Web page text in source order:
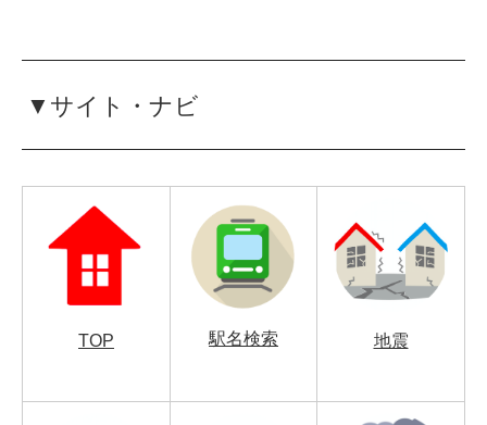
▼サイト・ナビ
TOP 駅名検索 地震